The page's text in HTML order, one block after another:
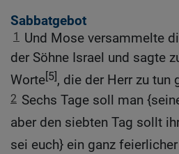
Sabbatgebot
1
Und Mose versammelte
der Söhne Israel und sagte
Worte[5], die der Herr zu tun
2 Sechs Tage soll man
aber den siebten Tag sollt
sei euch} ein ganz